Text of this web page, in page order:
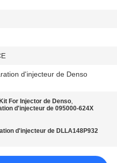
d'injecteur de Denso
For Injector de Denso,
d'injecteur de 095000-624X
d'injecteur de DLLA148P932